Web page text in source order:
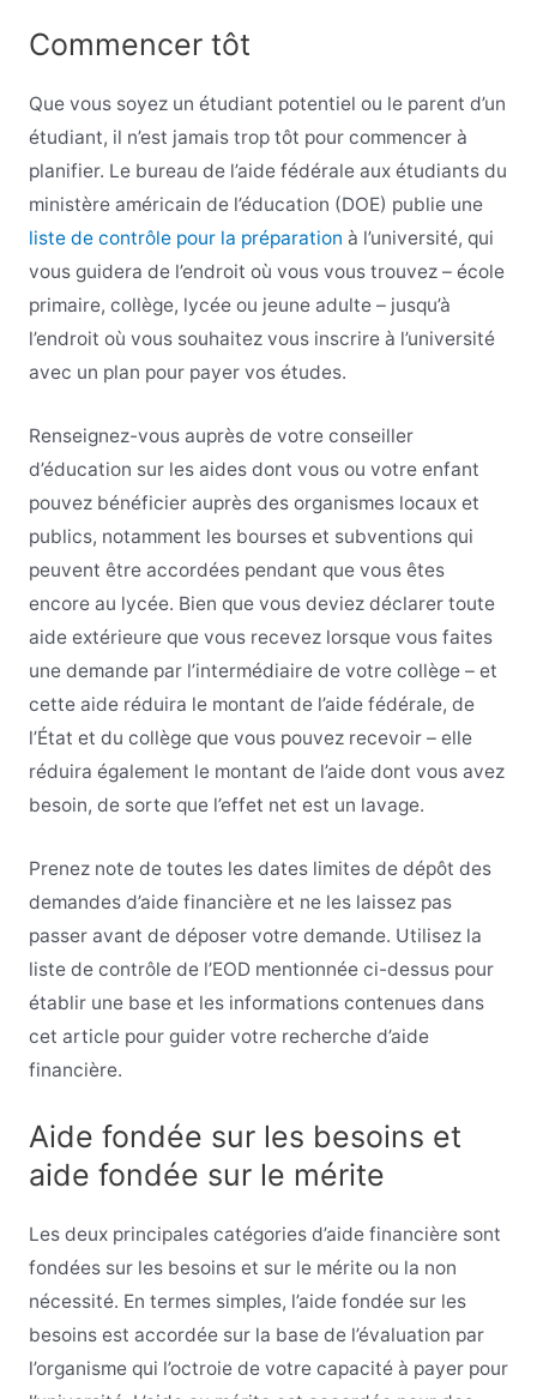
Commencer tôt
Que vous soyez un étudiant potentiel ou le parent d’un
étudiant, il n’est jamais trop tôt pour commencer à
planifier. Le bureau de l’aide fédérale aux étudiants du
ministère américain de l’éducation (DOE) publie une
liste de contrôle pour la préparation à l’université, qui
vous guidera de l’endroit où vous vous trouvez – école
primaire, collège, lycée ou jeune adulte – jusqu’à
l’endroit où vous souhaitez vous inscrire à l’université
avec un plan pour payer vos études.
Renseignez-vous auprès de votre conseiller
d’éducation sur les aides dont vous ou votre enfant
pouvez bénéficier auprès des organismes locaux et
publics, notamment les bourses et subventions qui
peuvent être accordées pendant que vous êtes
encore au lycée. Bien que vous deviez déclarer toute
aide extérieure que vous recevez lorsque vous faites
une demande par l’intermédiaire de votre collège – et
cette aide réduira le montant de l’aide fédérale, de
l’État et du collège que vous pouvez recevoir – elle
réduira également le montant de l’aide dont vous avez
besoin, de sorte que l’effet net est un lavage.
Prenez note de toutes les dates limites de dépôt des
demandes d’aide financière et ne les laissez pas
passer avant de déposer votre demande. Utilisez la
liste de contrôle de l’EOD mentionnée ci-dessus pour
établir une base et les informations contenues dans
cet article pour guider votre recherche d’aide
financière.
Aide fondée sur les besoins et
aide fondée sur le mérite
Les deux principales catégories d’aide financière sont
fondées sur les besoins et sur le mérite ou la non
nécessité. En termes simples, l’aide fondée sur les
besoins est accordée sur la base de l’évaluation par
l’organisme qui l’octroie de votre capacité à payer pour